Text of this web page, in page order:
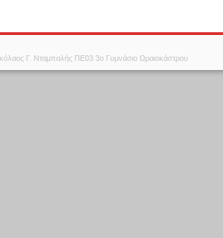
Γ. Νταμπαλής ΠΕ03 3ο Γυμνάσιο Ωραιοκάστρου